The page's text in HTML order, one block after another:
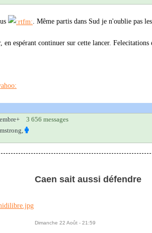
. Même partis dans Sud je n'oublie pas
espérant continuer sur cette lancer.
3 656 messages
Caen sait aussi défendre
Dimanche 22 Août - 21:59